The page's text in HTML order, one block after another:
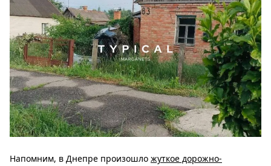
Напомним, в Днепре произошло жуткое дорожно-